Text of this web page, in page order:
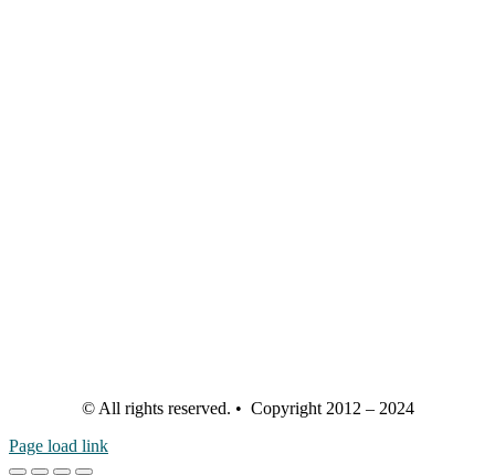
© All rights reserved. • Copyright 2012 – 2024
Page load link